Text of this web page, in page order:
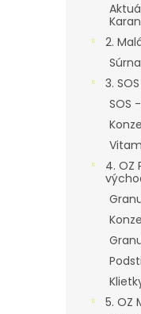
2.
3.
SOS
4. OZ
5. OZ